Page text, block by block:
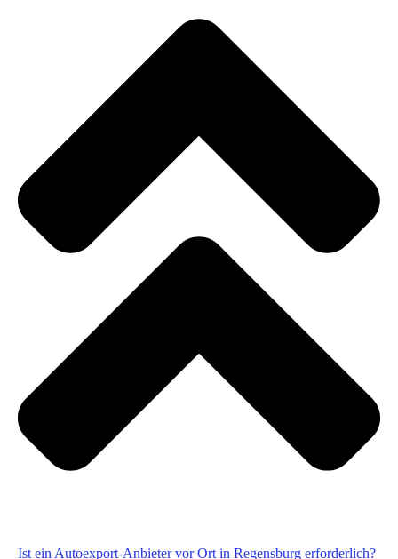
Ist ein Autoexport-Anbieter vor Ort in Regensburg erforderlich?